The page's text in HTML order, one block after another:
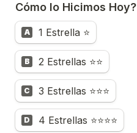
Cómo lo Hicimos Hoy?
A 1 Estrella ⭐
B 2 Estrellas ⭐⭐
C 3 Estrellas ⭐⭐⭐
D 4 Estrellas ⭐⭐⭐⭐